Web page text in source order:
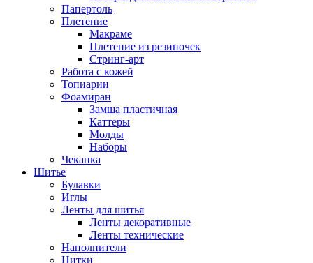
Папертоль
Плетение
Макраме
Плетение из резиночек
Стринг-арт
Работа с кожей
Топиарии
Фоамиран
Замша пластичная
Каттеры
Молды
Наборы
Чеканка
Шитье
Булавки
Иглы
Ленты для шитья
Ленты декоративные
Ленты технические
Наполнители
Нитки